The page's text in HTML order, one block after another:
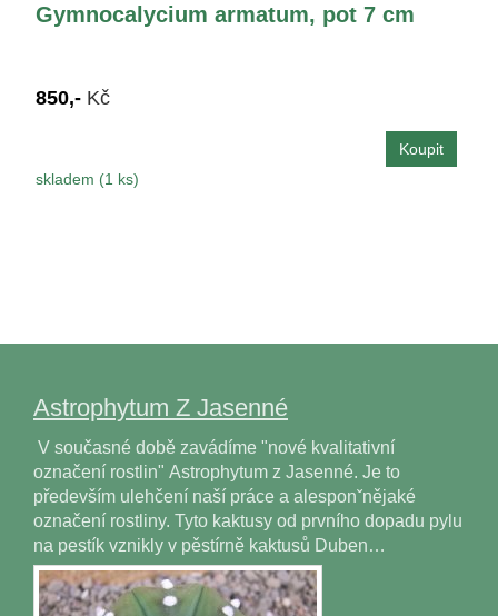
Gymnocalycium armatum, pot 7 cm
850,- Kč
skladem (1 ks)
Astrophytum Z Jasenné
V současné době zavádíme "nové kvalitativní
označení rostlin" Astrophytum z Jasenné. Je to
především ulehčení naší práce a alesponˇnějaké
označení rostliny. Tyto kaktusy od prvního dopadu pylu
na pestík vznikly v pěstírně kaktusů Duben…